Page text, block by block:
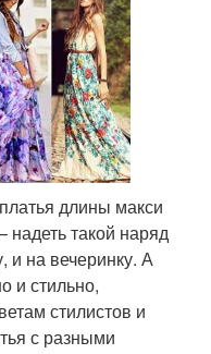
длины макси
такой наряд
и на вечеринку. А
и стильно,
стилистов и
с разными